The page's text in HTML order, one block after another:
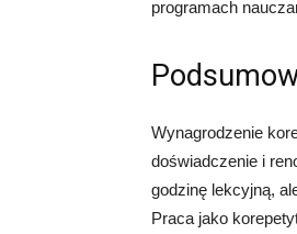
programach
Wynagrodzenie
doświadczenie i
godzinę lekcyjną,
Praca jako